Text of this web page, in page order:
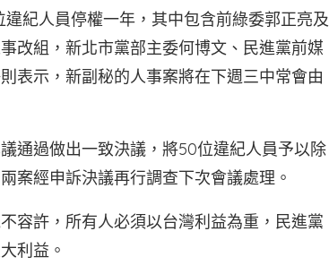
紀人員停權一年，其中包含前綠委郭正亮及
改組，新北市黨部主委何博文、民進黨前媒
表示，新副秘的人事案將在下週三中常會由
通過做出一致決議，將50位違紀人員予以除
案經申訴決議再行調查下次會議處理。
容許，所有人必須以台灣利益為重，民進黨
利益。